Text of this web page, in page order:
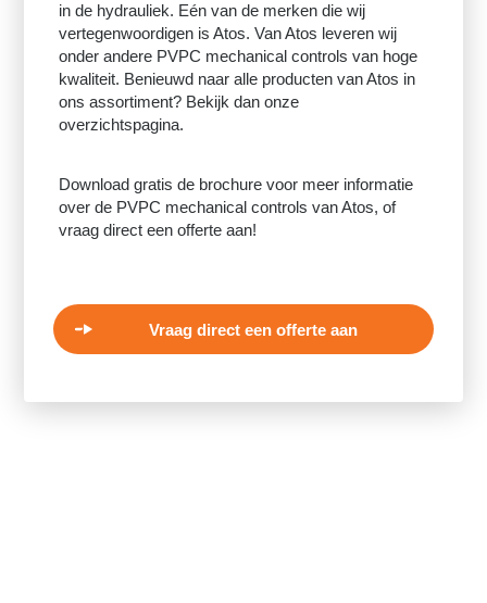
in de hydrauliek. Eén van de merken die wij
vertegenwoordigen is Atos. Van Atos leveren wij
onder andere PVPC mechanical controls van hoge
kwaliteit. Benieuwd naar alle producten van Atos in
ons assortiment? Bekijk dan onze
overzichtspagina.
Download gratis de brochure voor meer informatie
over de PVPC mechanical controls van Atos, of
vraag direct een offerte aan!
Vraag direct een offerte aan